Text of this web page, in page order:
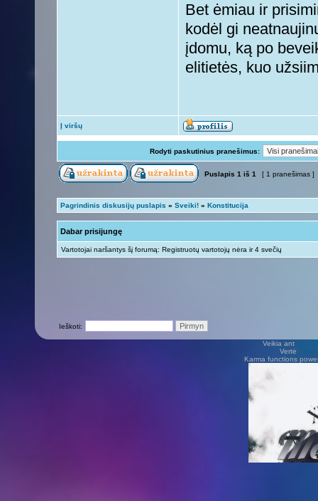
Bet ėmiau ir
kodėl gi
įdomu, ką po
elitietės, kuo
Į viršų
Rodyti paskutinius pranešimus:
Puslapis 1 iš 1 [ 1 pranešimas ]
Pagrindinis diskusijų puslapis » Sveiki! » Konstitucija
Dabar prisijungę
Vartotojai naršantys šį forumą: Registruotų vartotojų nėra ir 4 svečių
Ieškoti:
Veikia ant
Vertė Vilius
Karma functions